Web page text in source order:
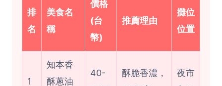
排
名
美食名
稱
價格
(台
幣)
推薦理由
攤位
位置
1
知本香
酥蔥油
40-
酥脆香濃，
夜市